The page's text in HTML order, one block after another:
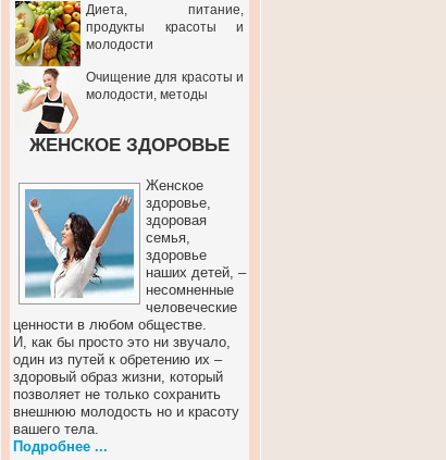
Диета, питание,
продукты красоты и
молодости
Очищение для красоты и
молодости, методы
ЖЕНСКОЕ ЗДОРОВЬЕ
Женское
здоровье,
здоровая
семья,
здоровье
наших детей, –
несомненные
человеческие
ценности в любом обществе.
И, как бы просто это ни звучало,
один из путей к обретению их –
здоровый образ жизни, который
позволяет не только сохранить
внешнюю молодость но и красоту
вашего тела.
Подробнее ...